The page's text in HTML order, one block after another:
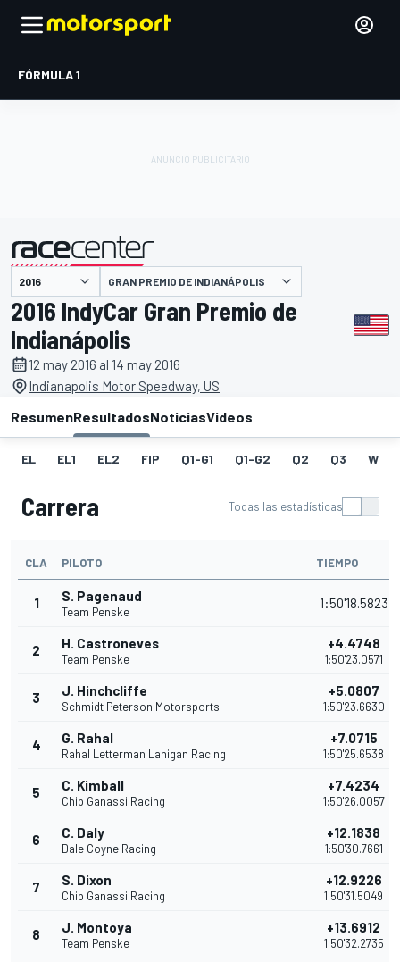
FÓRMULA 1
presentado por GRAN PREMIO DE INDIANÁPOLIS
2016 IndyCar Gran Premio de
Indianápolis
12 may 2016 al 14 may 2016
Indianapolis Motor Speedway, US
ResumenResultadosNoticiasVideos
EL EL1 EL2 FIP Q1-G1 Q1-G2 Q2 Q3 W
Carrera Todas las estadísticas
CLA PILOTO TIEMPO
1 S. Pagenaud
Team Penske
1:50'18.5823
2 H. Castroneves
Team Penske
+4.4748
1:50'23.0571
3 J. Hinchcliffe
Schmidt Peterson Motorsports
+5.0807
1:50'23.6630
4 G. Rahal
Rahal Letterman Lanigan Racing
+7.0715
1:50'25.6538
5 C. Kimball
Chip Ganassi Racing
+7.4234
1:50'26.0057
6 C. Daly
Dale Coyne Racing
+12.1838
1:50'30.7661
7 S. Dixon
Chip Ganassi Racing
+12.9226
1:50'31.5049
8 J. Montoya
Team Penske
+13.6912
1:50'32.2735